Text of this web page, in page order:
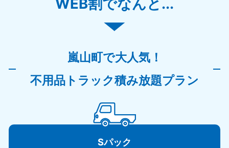
WEB割でなんと...
嵐山町で大人気！
不用品トラック積み放題プラン
Sパック